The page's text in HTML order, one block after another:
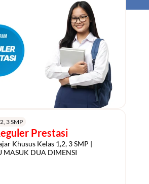
3 SMP
Prestasi
Khusus Kelas 1,2, 3 SMP |
MASUK DUA DIMENSI